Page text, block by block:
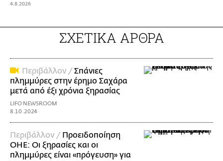
4.8.2026
ΣΧΕΤΙΚΑ ΑΡΘΡΑ
Περιβάλλον /Σπάνιες
πλημμύρες στην έρημο Σαχάρα
μετά από έξι χρόνια ξηρασίας
LIFO NEWSROOM
8.10.2024
Περιβάλλον / Προειδοποίηση
ΟΗΕ: Οι ξηρασίες και οι
πλημμύρες είναι «πρόγευση» για